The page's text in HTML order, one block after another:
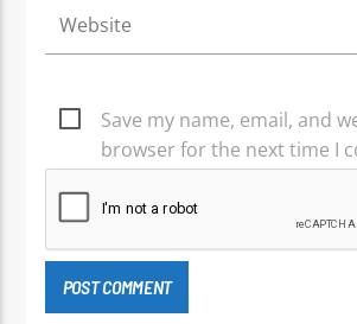
Save my name, email, and
browser for the next time I